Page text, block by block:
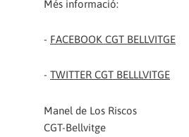
Més informació:
- FACEBOOK CGT BELLVITGE
- TWITTER CGT BELLLVITGE
Manel de Los Riscos
CGT-Bellvitge